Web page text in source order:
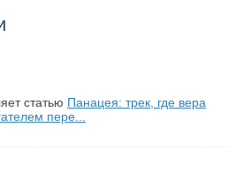
статью Панацея: трек, где вера
пере...